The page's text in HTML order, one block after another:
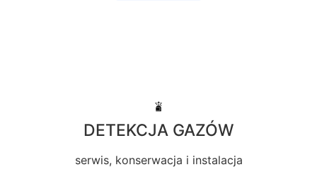
DETEKCJA GAZÓW
serwis, konserwacja i instalacja